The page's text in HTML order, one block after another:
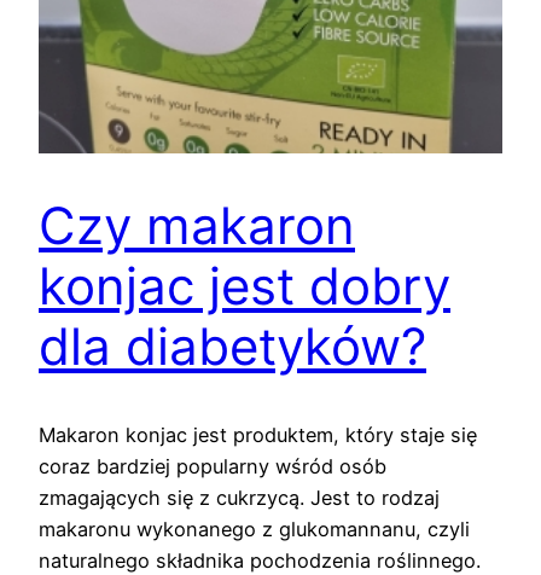
Czy makaron
konjac jest dobry
dla diabetyków?
Makaron konjac jest produktem, który staje się
coraz bardziej popularny wśród osób
zmagających się z cukrzycą. Jest to rodzaj
makaronu wykonanego z glukomannanu, czyli
naturalnego składnika pochodzenia roślinnego.